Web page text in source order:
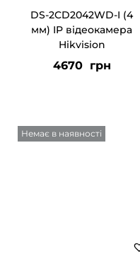
DS-2CD2042WD-I (4
мм) IP відеокамера
Hikvision
4670 грн
Немає в наявності